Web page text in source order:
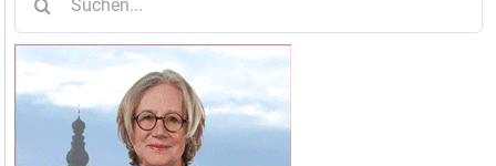
nach: